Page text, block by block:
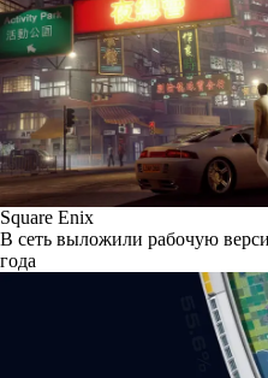
Square Enix
В сеть выложили рабочую
года